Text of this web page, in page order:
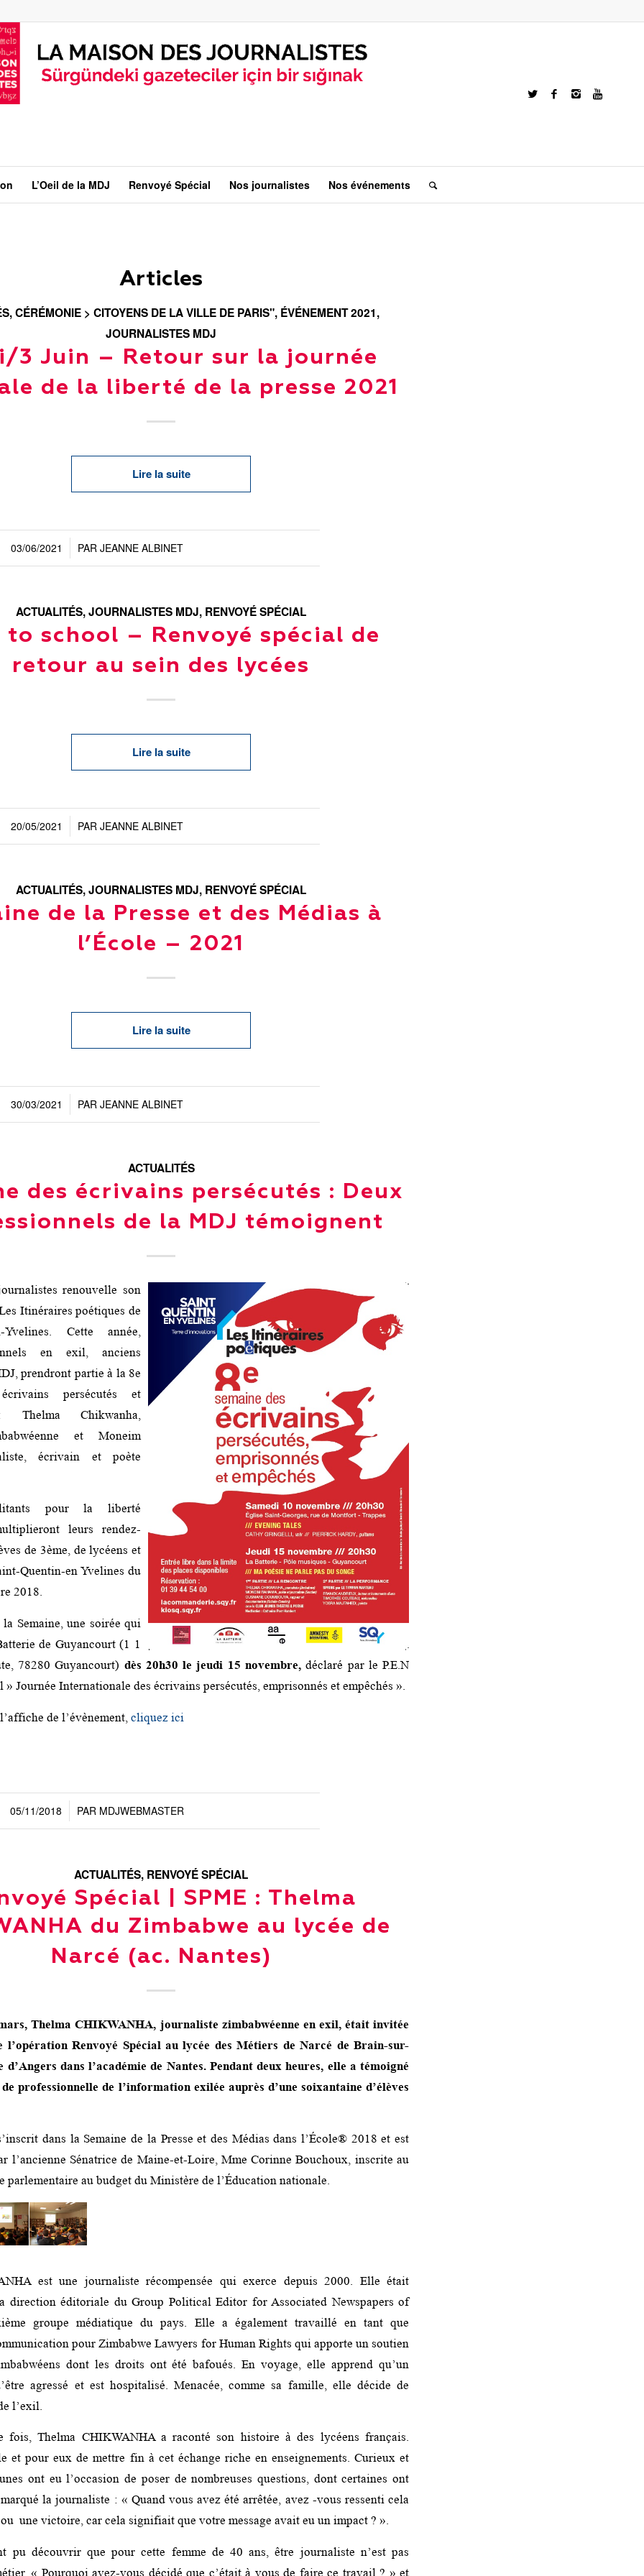
L’Oeil de la MDJ Renvoyé Spécial Nos journalistes Nos événements
Articles
,CÉRÉMONIE > CITOYENS DE LA VILLE DE PARIS", ÉVÉNEMENT 2021,
JOURNALISTES MDJ
3 Juin – Retour sur la journée
de la liberté de la presse 2021
Lire la suite
03/06/2021
/ PAR JEANNE ALBINET
ACTUALITÉS,JOURNALISTES MDJ, RENVOYÉ SPÉCIAL
to school – Renvoyé spécial de
retour au sein des lycées
Lire la suite
20/05/2021
/ PAR JEANNE ALBINET
ACTUALITÉS,JOURNALISTES MDJ, RENVOYÉ SPÉCIAL
de la Presse et des Médias à
l’École – 2021
Lire la suite
30/03/2021
/ PAR JEANNE ALBINET
ACTUALITÉS
des écrivains persécutés : Deux
de la MDJ témoignent
renouvelle son
Itinéraires poétiques de
Yvelines. Cette année,
en exil, anciens
prendront partie à la 8e
persécutés et
Thelma Chikwanha,
et Moneim
écrivain et poète
pour la liberté
leurs rendez-
de 3ème, de lycéens et
Quentin-en Yvelines du
2018.
Semaine, une soirée qui
de Guyancourt (1 1
78280 Guyancourt) dès 20h30 le jeudi 15 novembre,déclaré par le P.E.N
Journée Internationale des écrivains persécutés, emprisonnés et empêchés ».
de l’évènement, cliquez ici
05/11/2018
/ PAR MDJWEBMASTER
ACTUALITÉS, RENVOYÉ SPÉCIAL
Spécial | SPME : Thelma
du Zimbabwe au lycée de
Narcé (ac. Nantes)
Thelma CHIKWANHA, journaliste zimbabwéenne en exil, était invitée
l’opération Renvoyé Spécial au lycée des Métiers de Narcé de Brain-sur-
d’Angers dans l’académie de Nantes. Pendant deux heures, elle a témoigné
professionnelle de l’information exilée auprès d’une soixantaine d’élèves
dans la Semaine de la Presse et des Médias dans l’École® 2018 et est
l’ancienne Sénatrice de Maine-et-Loire, Mme Corinne Bouchoux, inscrite au
parlementaire au budget du Ministère de l’Éducation nationale.
est une journaliste récompensée qui exerce depuis 2000. Elle était
direction éditoriale du Group Political Editor for Associated Newspapers of
groupe médiatique du pays. Elle a également travaillé en tant que
pour Zimbabwe Lawyers for Human Rights qui apporte un soutien
dont les droits ont été bafoués. En voyage, elle apprend qu’un
agressé et est hospitalisé. Menacée, comme sa famille, elle décide de
l’exil.
fois, Thelma CHIKWANHA a raconté son histoire à des lycéens français.
et pour eux de mettre fin à cet échange riche en enseignements. Curieux et
ont eu l’occasion de poser de nombreuses questions, dont certaines ont
la journaliste : « Quand vous avez été arrêtée, avez -vous ressenti cela
une victoire, car cela signifiait que votre message avait eu un impact ? ».
pu découvrir que pour cette femme de 40 ans, être journaliste n’est pas
« Pourquoi avez-vous décidé que c’était à vous de faire ce travail ? » et